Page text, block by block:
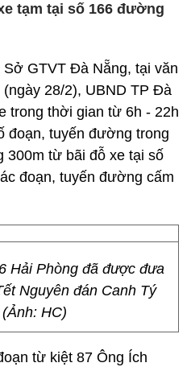
tạm tại số 166 đường
GTVT Đà Nẵng, tại văn
28/2), UBND TP Đà
trong thời gian từ 6h - 22h
đoạn, tuyến đường trong
300m từ bãi đỗ xe tại số
đoạn, tuyến đường cấm
Hải Phòng đã được đưa
Nguyên đán Canh Tý
HC)
từ kiệt 87 Ông Ích